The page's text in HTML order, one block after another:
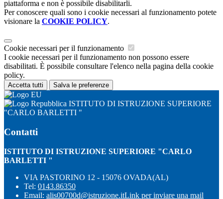
piattaforma e non è possibile disabilitarli.
Per conoscere quali sono i cookie necessari al funzionamento potete
visionare la COOKIE POLICY.
Cookie necessari per il funzionamento
I cookie necessari per il funzionamento non possono essere
disabilitati. È possibile consultare l'elenco nella pagina della cookie
policy.
Accetta tutti Salva le preferenze
ISTITUTO DI ISTRUZIONE SUPERIORE
"CARLO BARLETTI "
Contatti
ISTITUTO DI ISTRUZIONE SUPERIORE "CARLO
BARLETTI "
VIA PASTORINO 12 - 15076 OVADA(AL)
Tel: 0143.86350
Email: alis00700d@istruzione.itLink per inviare una mail